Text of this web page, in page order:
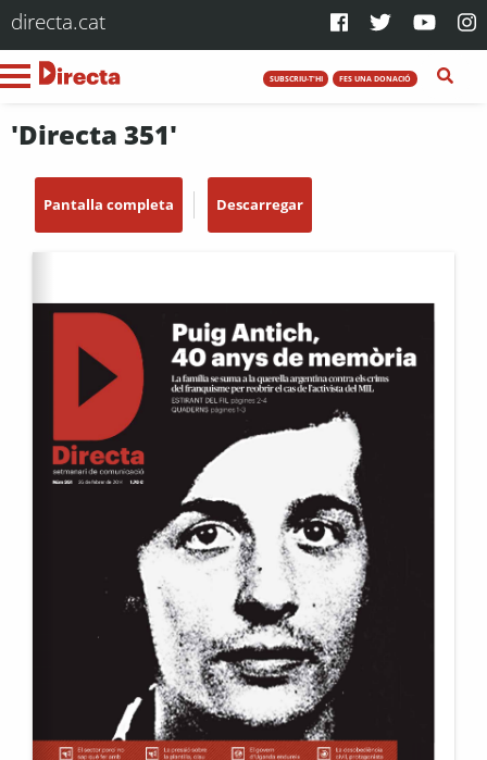
directa.cat
SUBSCRIU-T'HI FES UNA DONACIÓ
'Directa 351'
Pantalla completa Descarregar